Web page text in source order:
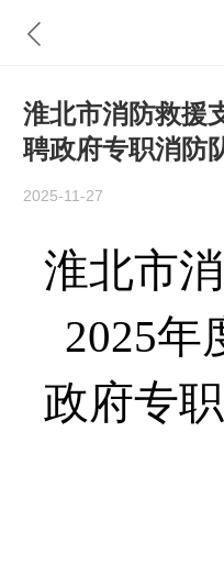
淮北市消防救援
聘政府专职消防
2025-11-27
淮北市
2025年
政府专